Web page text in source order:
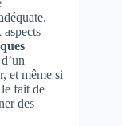
et même si
fait de
des